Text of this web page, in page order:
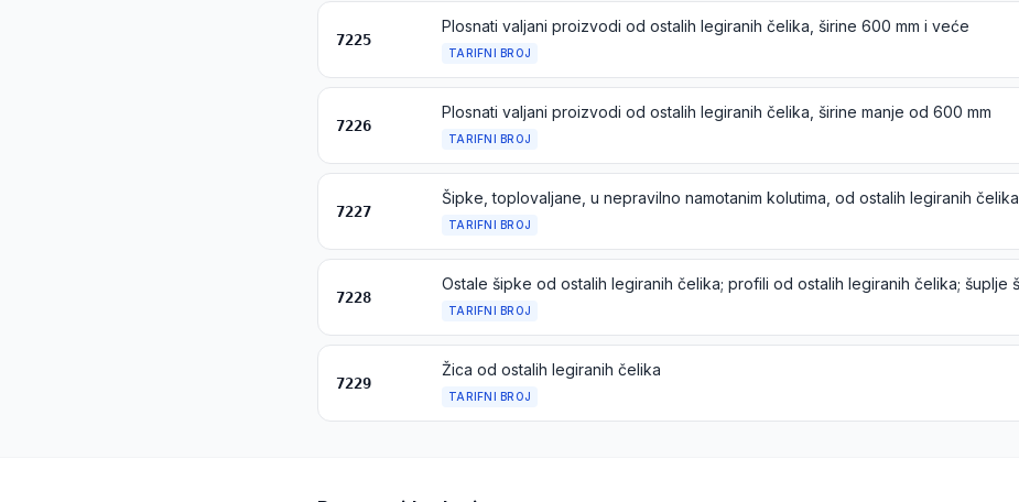
7225
Plosnati valjani proizvodi od ostalih legiranih čelika, širine 600 mm i veće
TARIFNI BROJ
7226
Plosnati valjani proizvodi od ostalih legiranih čelika, širine manje od 600 mm
TARIFNI BROJ
7227
Šipke, toplovaljane, u nepravilno namotanim kolutima, od ostalih legiranih čelika
TARIFNI BROJ
7228
TARIFNI BROJ
7229
Žica od ostalih legiranih čelika
TARIFNI BROJ